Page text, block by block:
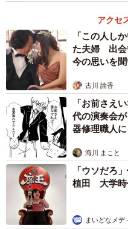
アクセ
「この人し
た夫婦 出会
今の思いを
古川 諭香
「お前さえ
代の演奏会
器修理職人
海川 まこと
「ウソだろ
植田 大学時
まいどなメデ